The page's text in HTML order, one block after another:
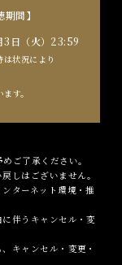
間】
日（火）23:59
状況により
す。
ご了承ください。
しはございません。
ターネット環境・推
伴うキャンセル・変
キャンセル・変更・